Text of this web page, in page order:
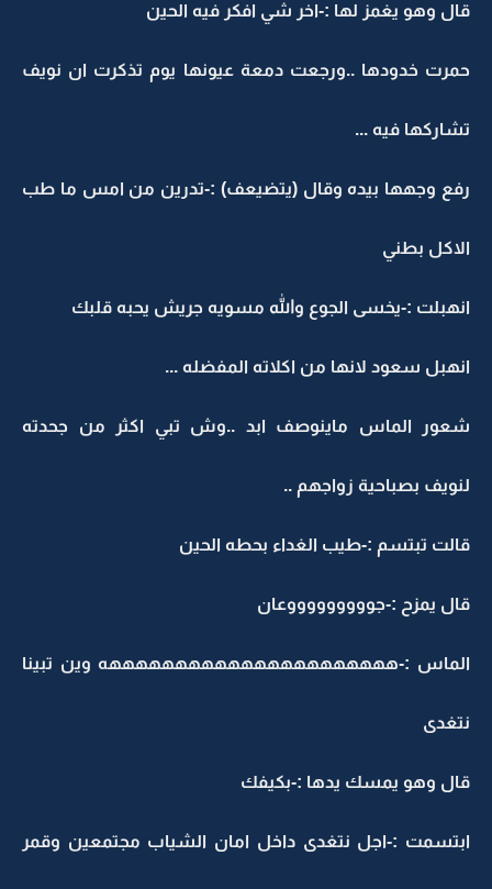
وهو يغمز لها :-اخر شي افكر فيه الحين
خدودها ..ورجعت دمعة عيونها يوم تذكرت ان نويف
فيه ...
وجهها بيده وقال (يتضيعف) :-تدرين من امس ما طب
بطني
:-يخسى الجوع والله مسويه جريش يحبه قلبك
سعود لانها من اكلاته المفضله ...
الماس ماينوصف ابد ..وش تبي اكثر من جحدته
بصباحية زواجهم ..
تبتسم :-طيب الغداء بحطه الحين
يمزح :-جوووووووووعان
:-ههههههههههههههههههههههه وين تبينا
وهو يمسك يدها :-بكيفك
:-اجل نتغدى داخل امان الشياب مجتمعين وقمر